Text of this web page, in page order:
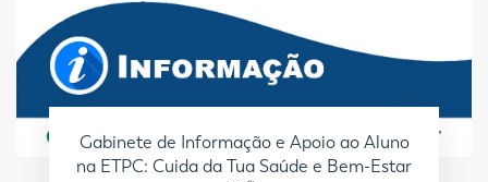
Gabinete de Informação e Apoio ao Aluno
na ETPC: Cuida da Tua Saúde e Bem-Estar